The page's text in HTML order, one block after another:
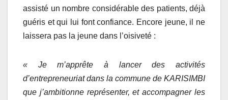
assisté un nombre considérable des patients, déjà
guéris et qui lui font confiance. Encore jeune, il ne
laissera pas la jeune dans l’oisiveté :
« Je m’apprête à lancer des activités
d’entrepreneuriat dans la commune de KARISIMBI
que j’ambitionne représenter, et accompagner les